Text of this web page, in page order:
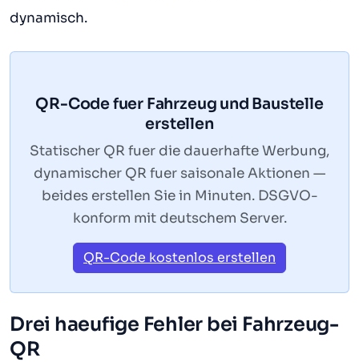
dynamisch.
QR-Code fuer Fahrzeug und Baustelle
erstellen
Statischer QR fuer die dauerhafte Werbung,
dynamischer QR fuer saisonale Aktionen —
beides erstellen Sie in Minuten. DSGVO-
konform mit deutschem Server.
QR-Code kostenlos erstellen
Drei haeufige Fehler bei Fahrzeug-
QR